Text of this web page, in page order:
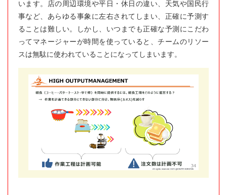
います。店の周辺環境や平日・休日の違い、天気や国民行
事など、あらゆる事象に左右されてしまい、正確に予測す
ることは難しい。しかし、いつまでも正確な予測にこだわ
ってマネージャーが時間を使っていると、チームのリソー
スは無駄に使われていることになってしまいます。